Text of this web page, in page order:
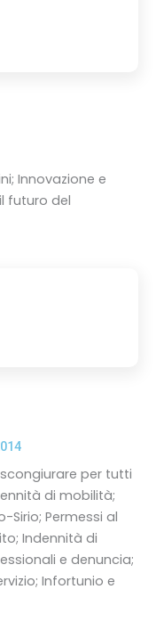
Innovazione e
futuro del
per tutti
di mobilità;
Sirio; Permessi al
Indennità di
e denuncia;
Infortunio e